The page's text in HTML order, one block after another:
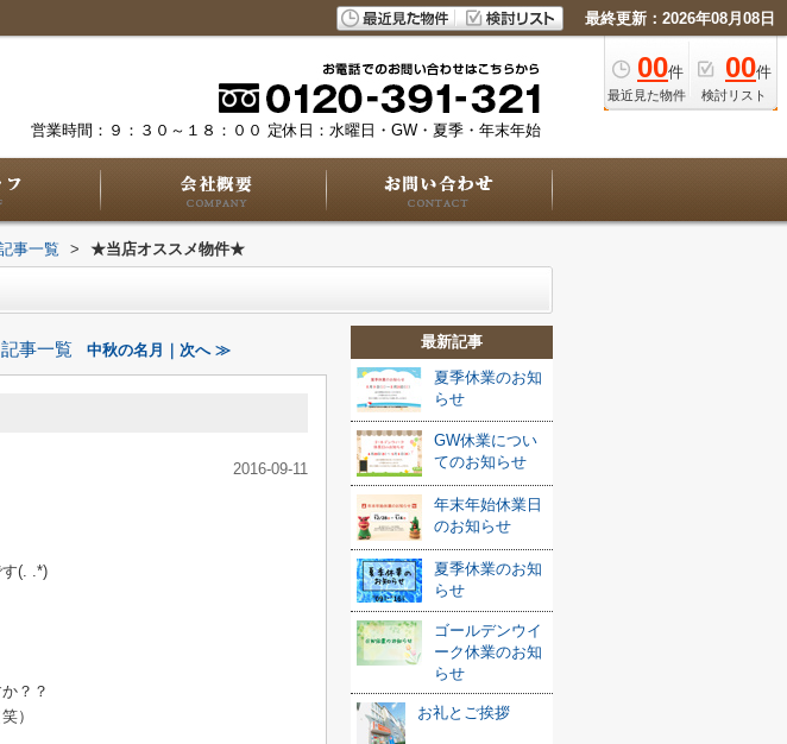
最終更新：2026年08月08日
00件
最近見た物件
00件
検討リスト
営業時間：９：３０～１８：００ 定休日：水曜日・GW・夏季・年末年始
事一覧 > ★当店オススメ物件★
記事一覧 中秋の名月｜次へ ≫
2016-09-11
(. .*)
？？
）
最新記事
夏季休業のお知
らせ
GW休業につい
てのお知らせ
年末年始休業日
のお知らせ
夏季休業のお知
らせ
ゴールデンウイ
ーク休業のお知
らせ
お礼とご挨拶